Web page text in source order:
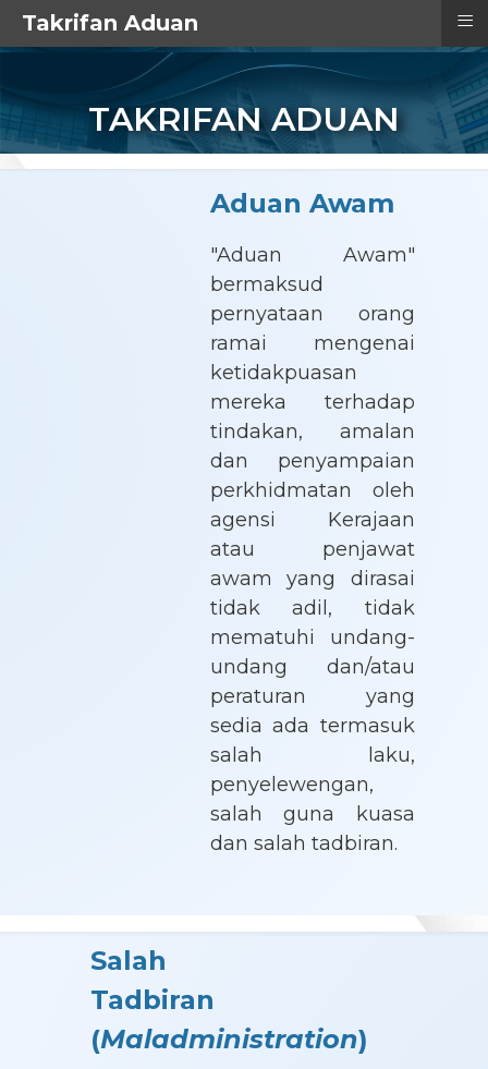
TAJUK
TAKRIFAN ADUAN
Aduan Awam
"Aduan Awam"
bermaksud
pernyataan orang
ramai mengenai
ketidakpuasan
mereka terhadap
tindakan, amalan
dan penyampaian
perkhidmatan oleh
agensi Kerajaan
atau penjawat
awam yang dirasai
tidak adil, tidak
mematuhi undang-
undang dan/atau
peraturan yang
sedia ada termasuk
salah laku,
penyelewengan,
salah guna kuasa
dan salah tadbiran.
Salah
Tadbiran
(Maladministration)
Takrifan Aduan ≡